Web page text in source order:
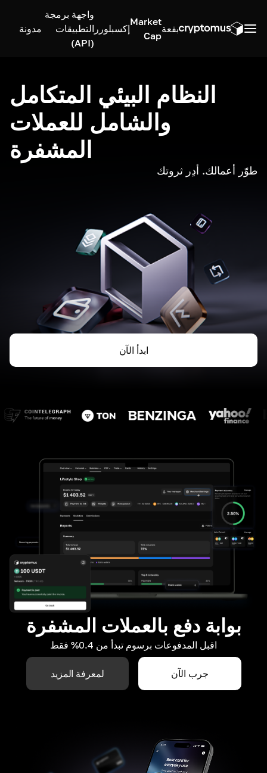
بقعة
Market
Cap
إكسبلورر
واجهة برمجة
التطبيقات
(API)
مدونة
النظام البيئي المتكامل
والشامل للعملات
المشفرة
طوّر أعمالك. أدِر ثروتك
ابدأ الآن
بوابة دفع بالعملات المشفرة
اقبل المدفوعات برسوم تبدأ من 0.4% فقط
جرب الآن لمعرفة المزيد